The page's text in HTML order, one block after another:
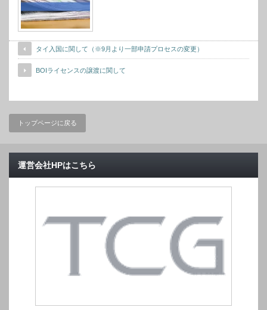
タイ入国に関して（※9月より一部申請プロセスの変更）
BOIライセンスの譲渡に関して
トップページに戻る
運営会社HPはこちら